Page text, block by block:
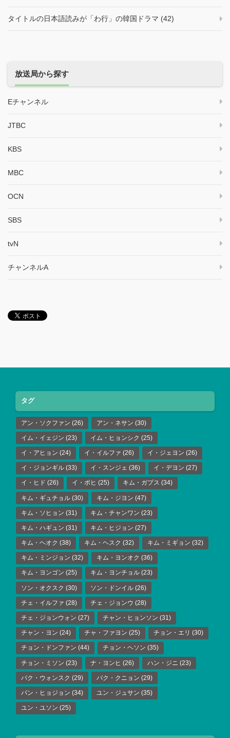
タイトルの日本語読みが「わ行」の韓国ドラマ (42)
放送局から探す
Eチャンネル
JTBC
KBS
MBC
OCN
SBS
tvN
チャンネルA
タグ
アン・ソクファン (26) アン・ネサン (30)
イム・イェジン (23) イム・ヒョンシク (25)
イ・アヒョン (24) イ・イルファ (26) イ・ジェヨン (26)
イ・ジョンギル (33) イ・スンジェ (36) イ・デヨン (27)
イ・ヒド (26) イ・ボヒ (25) キム・ガプス (34)
キム・ギュチョル (30) キム・ジヨン (47)
キム・ソヒョン (31) キム・チャンワン (23)
キム・ハギュン (31) キム・ヒジョン (27)
キム・ヘオク (38) キム・ヘスク (32) キム・ミギョン (32)
キム・ミンジョン (32) キム・ヨンオク (36)
キム・ヨンゴン (25) キム・ヨンチョル (23)
ソン・オクスク (30) ソン・ドンイル (26)
チェ・イルファ (28) チェ・ジョンウ (28)
チェ・ジョンウォン (27) チャン・ヒョンソン (31)
チャン・ヨン (24) チャ・ファヨン (25) チョン・エリ (30)
チョン・ドンファン (44) チョン・ヘソン (35)
チョン・ミソン (23) ナ・ヨンヒ (26) ハン・ジニ (23)
パク・ウォンスク (29) パク・クニョン (29)
パン・ヒョジョン (34) ユン・ジュサン (35)
ユン・ユソン (25)